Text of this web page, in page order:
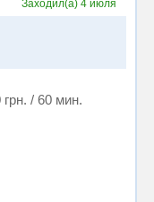
Заходил(а) 4 июля
грн. / 60 мин.